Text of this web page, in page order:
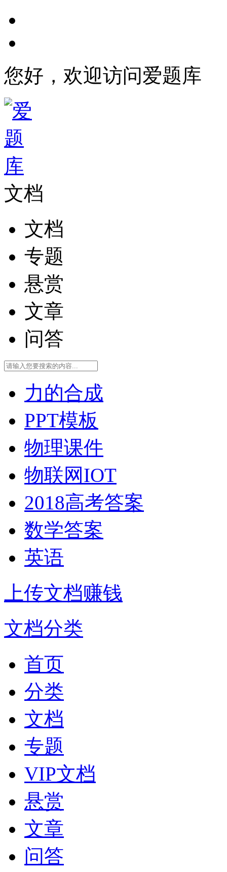
您好，欢迎访问爱题库
文档
文档
专题
悬赏
文章
问答
力的合成
PPT模板
物理课件
物联网IOT
2018高考答案
数学答案
英语
上传文档赚钱
文档分类
首页
分类
文档
专题
VIP文档
悬赏
文章
问答